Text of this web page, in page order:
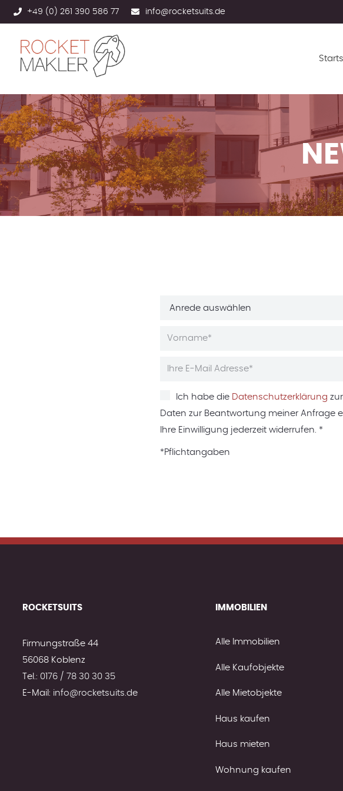
+49 (0) 261 390 586 77 info@rocketsuits.de
Ich habe die Datenschutzerklärung
Daten zur Beantwortung meiner Anfrage
Ihre Einwilligung jederzeit widerrufen. *
*Pflichtangaben
ROCKETSUITS
Firmungstraße 44
56068 Koblenz
Tel.: 0176 / 78 30 30 35
E-Mail: info@rocketsuits.de
IMMOBILIEN
Alle Immobilien
Alle Kaufobjekte
Alle Mietobjekte
Haus kaufen
Haus mieten
Wohnung kaufen